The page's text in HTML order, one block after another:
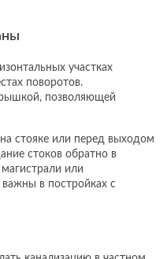
участках
поворотов.
позволяющей
стояке или перед выходом
стоков обратно в
или
в постройках с